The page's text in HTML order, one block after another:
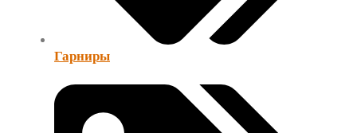
Гарниры